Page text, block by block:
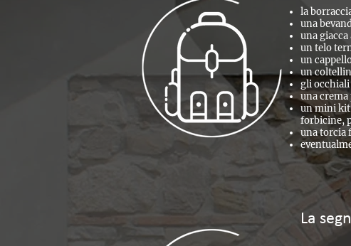
la
una
una
un telo
un
un
gli occhiali
una
un mini kit
forbicine,
una torcia
La